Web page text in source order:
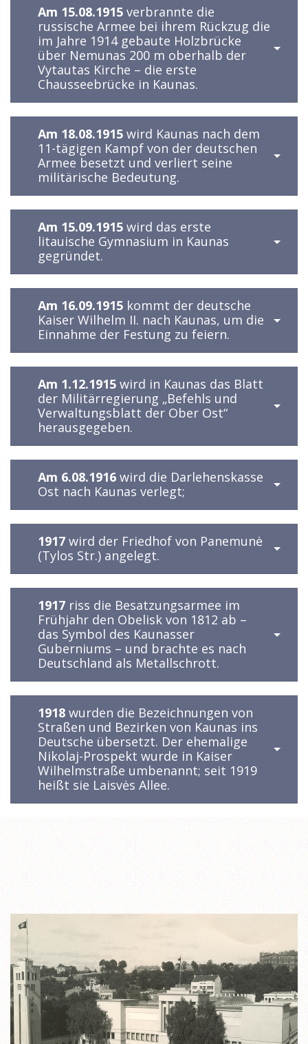
Am 15.08.1915 verbrannte die
russische Armee bei ihrem Rückzug die
im Jahre 1914 gebaute Holzbrücke
über Nemunas 200 m oberhalb der
Vytautas Kirche – die erste
Chausseebrücke in Kaunas.
Am 18.08.1915 wird Kaunas nach dem
11-tägigen Kampf von der deutschen
Armee besetzt und verliert seine
militärische Bedeutung.
Am 15.09.1915 wird das erste
litauische Gymnasium in Kaunas
gegründet.
Am 16.09.1915 kommt der deutsche
Kaiser Wilhelm II. nach Kaunas, um die
Einnahme der Festung zu feiern.
Am 1.12.1915 wird in Kaunas das Blatt
der Militärregierung „Befehls und
Verwaltungsblatt der Ober Ost“
herausgegeben.
Am 6.08.1916 wird die Darlehenskasse
Ost nach Kaunas verlegt;
1917 wird der Friedhof von Panemunė
(Tylos Str.) angelegt.
1917 riss die Besatzungsarmee im
Frühjahr den Obelisk von 1812 ab –
das Symbol des Kaunasser
Guberniums – und brachte es nach
Deutschland als Metallschrott.
1918 wurden die Bezeichnungen von
Straßen und Bezirken von Kaunas ins
Deutsche übersetzt. Der ehemalige
Nikolaj-Prospekt wurde in Kaiser
Wilhelmstraße umbenannt; seit 1919
heißt sie Laisvės Allee.